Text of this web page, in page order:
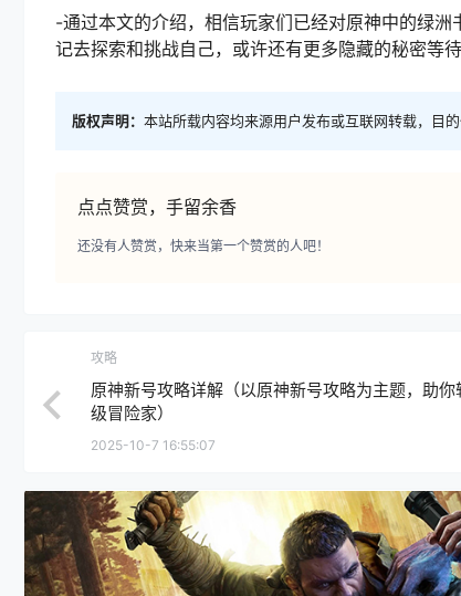
-通过本文的介绍，相信玩家们已经对原神中的绿
记去探索和挑战自己，或许还有更多隐藏的秘密等待
版权声明： 本站所载内容均来源用户发布或互联网转载，目
点点赞赏，手留余香
还没有人赞赏，快来当第一个赞赏的人吧！
攻略
原神新号攻略详解（以原神新号攻略为主题，助你
级冒险家）
2025-10-7 16:55:07